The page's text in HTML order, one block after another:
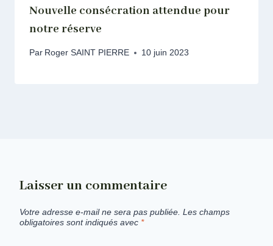
Nouvelle consécration attendue pour
notre réserve
Par Roger SAINT PIERRE 10 juin 2023
Laisser un commentaire
Votre adresse e-mail ne sera pas publiée. Les champs
obligatoires sont indiqués avec *